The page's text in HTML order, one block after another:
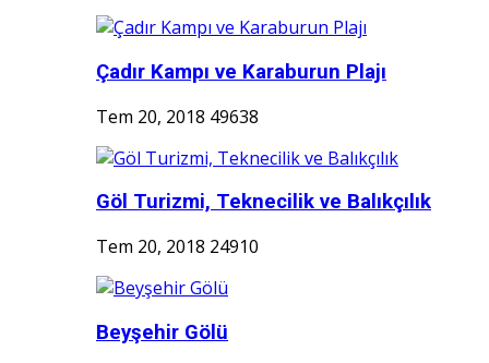
Çadır Kampı ve Karaburun Plajı
Tem 20, 2018 49638
Göl Turizmi, Teknecilik ve Balıkçılık
Tem 20, 2018 24910
Beyşehir Gölü